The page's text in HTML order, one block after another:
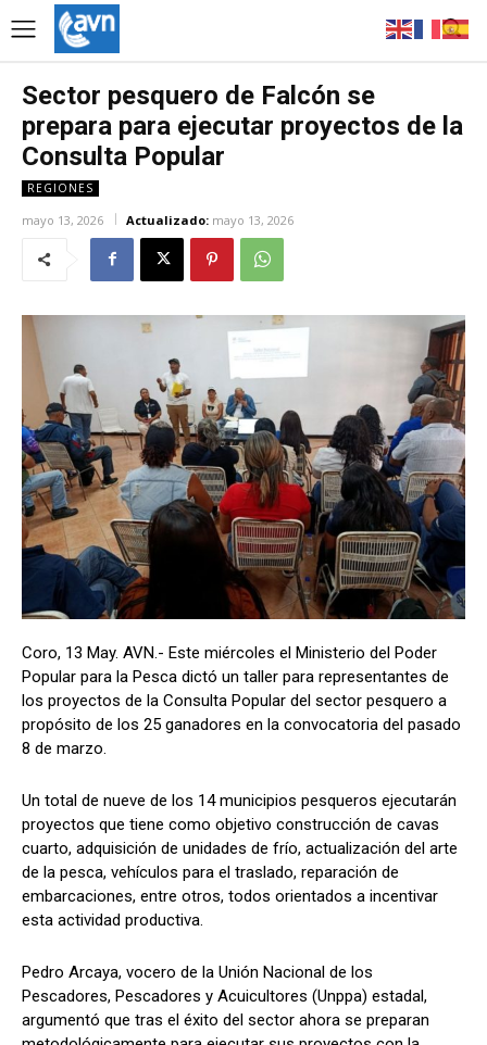
Sector pesquero de Falcón se
prepara para ejecutar proyectos de la
Consulta Popular
REGIONES
mayo 13, 2026 Actualizado: mayo 13, 2026
Coro, 13 May. AVN.- Este miércoles el Ministerio del Poder
Popular para la Pesca dictó un taller para representantes de
los proyectos de la Consulta Popular del sector pesquero a
propósito de los 25 ganadores en la convocatoria del pasado
8 de marzo.
Un total de nueve de los 14 municipios pesqueros ejecutarán
proyectos que tiene como objetivo construcción de cavas
cuarto, adquisición de unidades de frío, actualización del arte
de la pesca, vehículos para el traslado, reparación de
embarcaciones, entre otros, todos orientados a incentivar
esta actividad productiva.
Pedro Arcaya, vocero de la Unión Nacional de los
Pescadores, Pescadores y Acuicultores (Unppa) estadal,
argumentó que tras el éxito del sector ahora se preparan